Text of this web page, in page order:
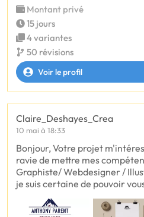
Montant privé
15 jours
4 variantes
50 révisions
Voir le profil
Claire_Deshayes_Crea
10 mai à 18:33
Bonjour, Votre projet
ravie de mettre mes
Graphiste/ Webdesigner /
je suis certaine de pouvoir